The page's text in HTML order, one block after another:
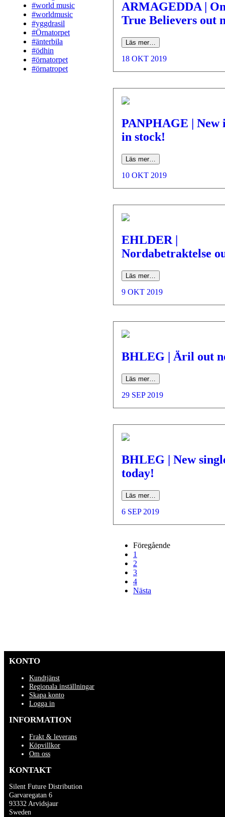
#world music
#worldmusic
#yggdrasil
#Örnatorpet
#änterbila
#ödhin
#örnatorpet
#örnatropet
ARMAGEDDA |
True Believers out
Läs mer…
18 OKT 2019
PANPHAGE | New
in stock!
Läs mer…
10 OKT 2019
EHLDER |
Nordabetraktelse
Läs mer…
9 OKT 2019
BHLEG | Äril out
Läs mer…
29 SEP 2019
BHLEG | New
today!
Läs mer…
6 SEP 2019
Föregående
1
2
3
4
Nästa
KONTO
Kundtjänst
Regionala inställningar
Skapa konto
Logga in
INFORMATION
Frakt & leverans
Köpvillkor
Om oss
KONTAKT
Silent Future Distribution
Garvaregatan 6
93332 Arvidsjaur
Sweden